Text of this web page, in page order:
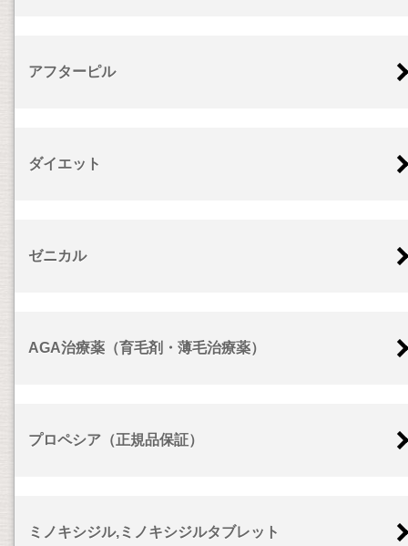
アフターピル
ダイエット
ゼニカル
AGA治療薬（育毛剤・薄毛治療薬）
プロペシア（正規品保証）
ミノキシジル,ミノキシジルタブレット